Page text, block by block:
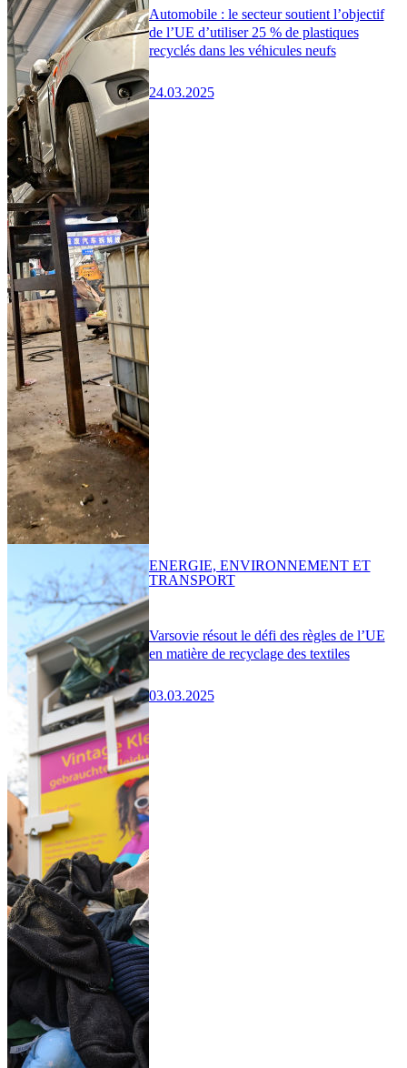
Automobile : le secteur soutient l’objectif
de l’UE d’utiliser 25 % de plastiques
recyclés dans les véhicules neufs
24.03.2025
Varsovie résout le défi des règles de l’UE
en matière de recyclage des textiles
03.03.2025
ENERGIE, ENVIRONNEMENT ET
TRANSPORT